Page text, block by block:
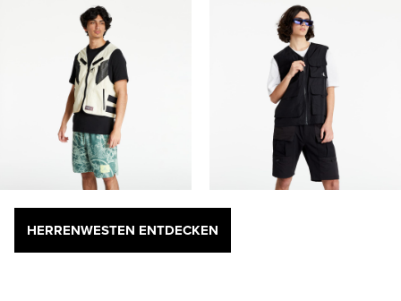
HERRENWESTEN ENTDECKEN